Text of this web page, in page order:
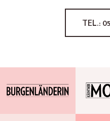
TEL.: